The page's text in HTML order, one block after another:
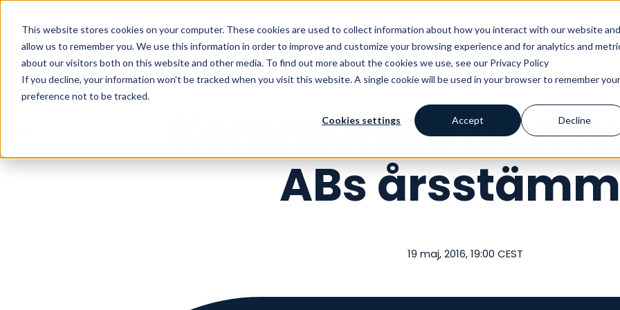
This website stores cookies on your computer. These cookies are used to collect information about how you interact with our website and
allow us to remember you. We use this information in order to improve and customize your browsing experience and for analytics and
about our visitors both on this website and other media. To find out more about the cookies we use, see our Privacy Policy
If you decline, your information won’t be tracked when you visit this website. A single cookie will be used in your browser to remember your
preference not to be tracked.
Cookies settings Accept Decline
Vårt erbjudande Kunskapshubben
Kommuniké från
ABs
19 maj, 2016, 19:00 CEST